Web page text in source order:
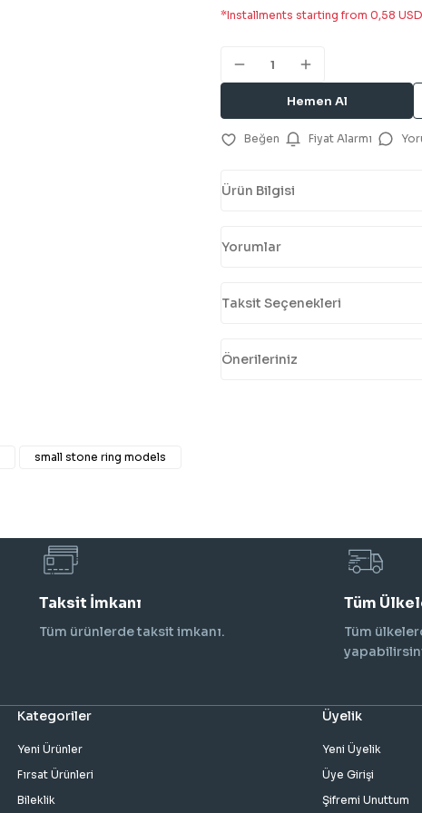
*Installments starting from 0,58
Hemen Al
Fiyat Alarmı
Ürün Bilgisi
Yorumlar
Taksit Seçenekleri
Önerileriniz
small stone ring models
Taksit İmkanı
Tüm ürünlerde taksit imkanı.
Tüm
Tüm
Kategoriler
Yeni Ürünler
Fırsat Ürünleri
Bileklik
Üyelik
Yeni Üyelik
Üye Girişi
Şifremi Unuttum